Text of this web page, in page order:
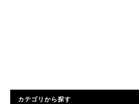
カテゴリから探す